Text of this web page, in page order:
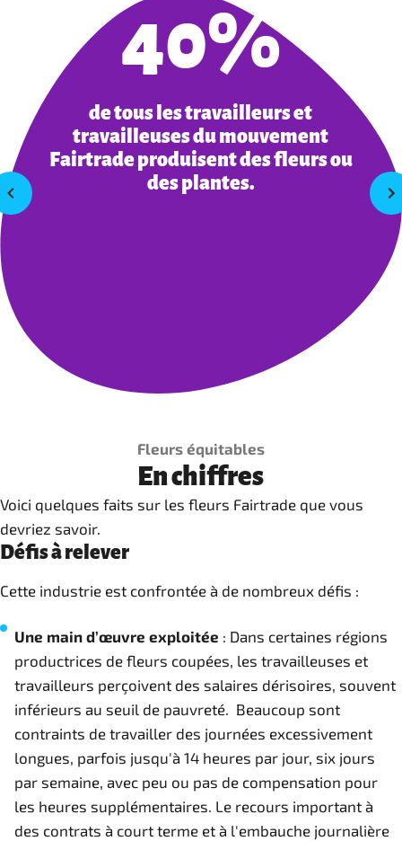
40%
de tous les travailleurs et
travailleuses du mouvement
Fairtrade produisent des fleurs ou
des plantes.
Fleurs équitables
En chiffres
Voici quelques faits sur les fleurs Fairtrade que vous
devriez savoir.
Défis à relever
Cette industrie est confrontée à de nombreux défis :
Une main d’œuvre exploitée : Dans certaines régions
productrices de fleurs coupées, les travailleuses et
travailleurs perçoivent des salaires dérisoires, souvent
inférieurs au seuil de pauvreté. Beaucoup sont
contraints de travailler des journées excessivement
longues, parfois jusqu'à 14 heures par jour, six jours
par semaine, avec peu ou pas de compensation pour
les heures supplémentaires. Le recours important à
des contrats à court terme et à l'embauche journalière